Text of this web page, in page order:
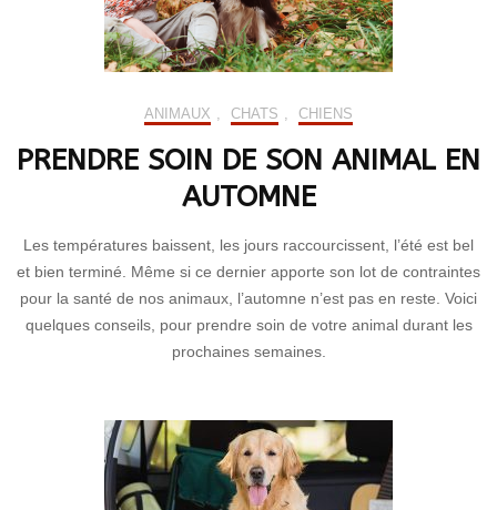
ANIMAUX , CHATS , CHIENS
PRENDRE SOIN DE SON ANIMAL EN
AUTOMNE
Les températures baissent, les jours raccourcissent, l’été est bel
et bien terminé. Même si ce dernier apporte son lot de contraintes
pour la santé de nos animaux, l’automne n’est pas en reste. Voici
quelques conseils, pour prendre soin de votre animal durant les
prochaines semaines.